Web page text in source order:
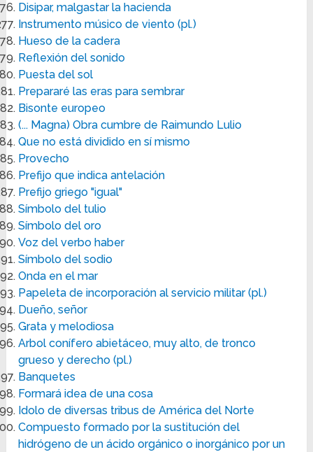
Disipar, malgastar la hacienda
Instrumento músico de viento (pl.)
Hueso de la cadera
Reflexión del sonido
Puesta del sol
Prepararé las eras para sembrar
Bisonte europeo
(... Magna) Obra cumbre de Raimundo Lulio
Que no está dividido en sí mismo
Provecho
Prefijo que indica antelación
Prefijo griego "igual"
Símbolo del tulio
Símbolo del oro
Voz del verbo haber
Símbolo del sodio
Onda en el mar
Papeleta de incorporación al servicio militar (pl.)
Dueño, señor
Grata y melodiosa
Arbol conífero abietáceo, muy alto, de tronco
grueso y derecho (pl.)
Banquetes
Formará idea de una cosa
Idolo de diversas tribus de América del Norte
Compuesto formado por la sustitución del
hidrógeno de un ácido orgánico o inorgánico por un